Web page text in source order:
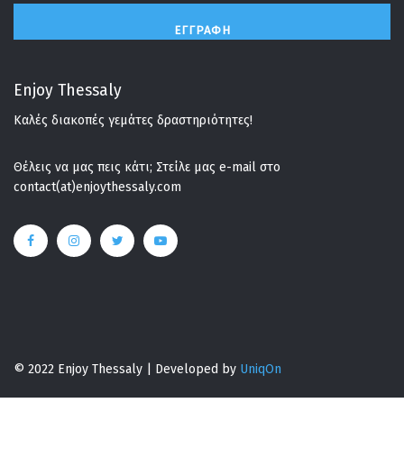
ΕΓΓΡΑΦΉ
Enjoy Thessaly
Καλές διακοπές γεμάτες δραστηριότητες!
Θέλεις να μας πεις κάτι; Στείλε μας e-mail στο
contact(at)enjoythessaly.com
© 2022 Enjoy Thessaly | Developed by UniqOn